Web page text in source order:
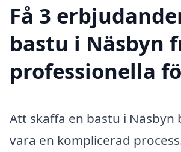
Få 3
bastu i Näsbyn
professionella
Att skaffa en bastu i Näsbyn
vara en komplicerad